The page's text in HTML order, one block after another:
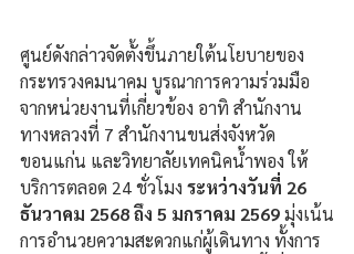
ศูนย์ดังกล่าวจัดตั้งขึ้นภายใต้นโยบายของ
กระทรวงคมนาคม บูรณาการความร่วมมือ
จากหน่วยงานที่เกี่ยวข้อง อาทิ สำนักงาน
ทางหลวงที่ 7 สำนักงานขนส่งจังหวัด
ขอนแก่น และวิทยาลัยเทคนิคน้ำพอง ให้
บริการตลอด 24 ชั่วโมง ระหว่างวันที่ 26
ธันวาคม 2568 ถึง 5 มกราคม 2569 มุ่งเน้น
การอำนวยความสะดวกแก่ผู้เดินทาง ทั้งการ